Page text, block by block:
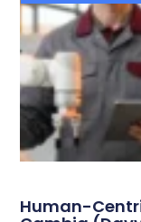
Human-